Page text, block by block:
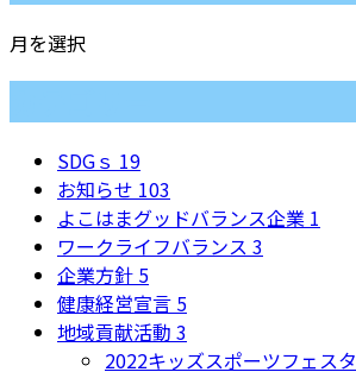
月を選択
SDGｓ 19
お知らせ 103
よこはまグッドバランス企業 1
ワークライフバランス 3
企業方針 5
健康経営宣言 5
地域貢献活動 3
2022キッズスポーツフェスタ